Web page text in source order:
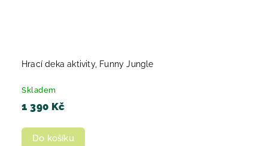
Hrací deka aktivity, Funny Jungle
Skladem
1 390 Kč
Do košíku